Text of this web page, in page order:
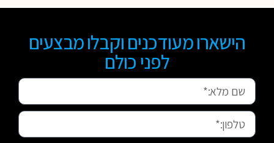
הישארו מעודכנים וקבלו מבצעים
לפני כולם